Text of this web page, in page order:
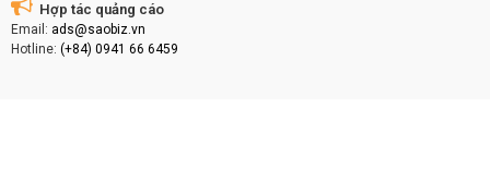
Hợp tác quảng cáo
Email: ads@saobiz.vn
Hotline: (+84) 0941 66 6459